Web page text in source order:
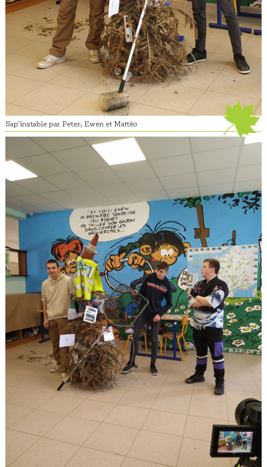
Sap’instable par Peter, Ewen et Mattéo